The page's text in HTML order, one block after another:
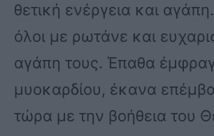
θετική ενέργεια και
όλοι με ρωτάνε και
αγάπη τους. Έπαθα
μυοκαρδίου, έκανα
τώρα με την βοήθεια του